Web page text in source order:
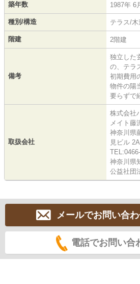
築年数 1987年 6
種別/構造 テラス/木
階建 2階建
備考
独立した
の、テラ
初期費用
物件の陽
要らずで
取扱会社
株式会社
メイト藤
神奈川県
見ビル 2A
神奈川県
公益社団
メールでお問い合
電話でお問い合